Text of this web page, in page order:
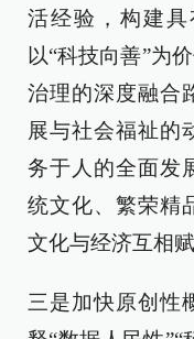
活经验，构建具
以“科技向善”为
治理的深度融合
展与社会福祉的
务于人的全面发
统文化、繁荣精
文化与经济互相
三是加快原创性